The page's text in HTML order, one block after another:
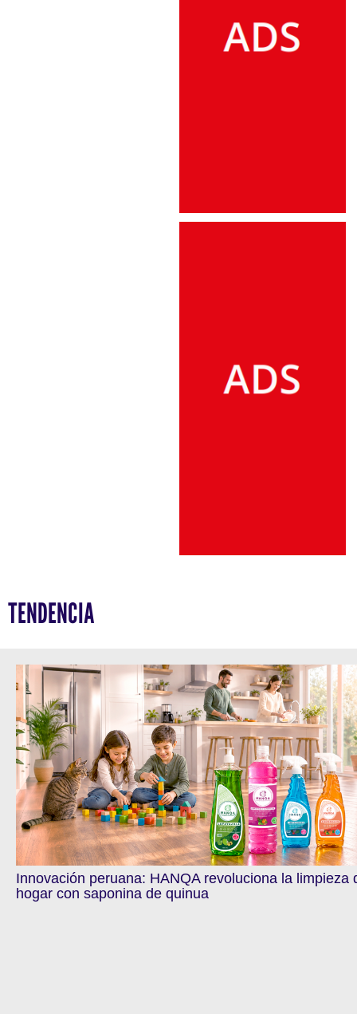
TENDENCIA
Innovación peruana: HANQA revoluciona la limpieza
hogar con saponina de quinua